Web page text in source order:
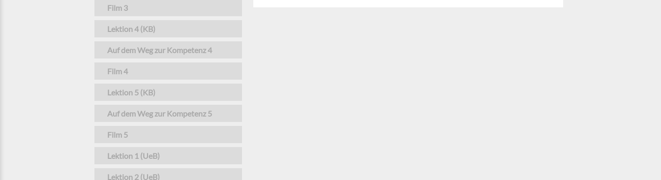
Film 3
Lektion 4 (KB)
Auf dem Weg zur Kompetenz 4
Film 4
Lektion 5 (KB)
Auf dem Weg zur Kompetenz 5
Film 5
Lektion 1 (UeB)
Lektion 2 (UeB)